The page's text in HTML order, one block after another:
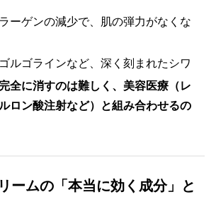
ーゲンの減少で、肌の弾力がなくな
ルゴラインなど、深く刻まれたシワ
全に消すのは難しく、美容医療（レ
ロン酸注射など）と組み合わせるの
ームの「本当に効く成分」と